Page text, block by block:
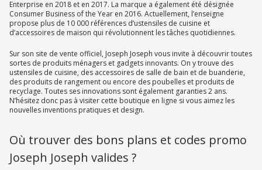
Enterprise en 2018 et en 2017. La marque a également été désignée
Consumer Business of the Year en 2016. Actuellement, l’enseigne
propose plus de 10 000 références d’ustensiles de cuisine et
d’accessoires de maison qui révolutionnent les tâches quotidiennes.
Sur son site de vente officiel, Joseph Joseph vous invite à découvrir toutes
sortes de produits ménagers et gadgets innovants. On y trouve des
ustensiles de cuisine, des accessoires de salle de bain et de buanderie,
des produits de rangement ou encore des poubelles et produits de
recyclage. Toutes ses innovations sont également garanties 2 ans.
N’hésitez donc pas à visiter cette boutique en ligne si vous aimez les
nouvelles inventions pratiques et design.
Où trouver des bons plans et codes promo
Joseph Joseph valides ?